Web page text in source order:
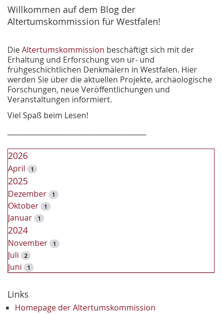
e
Willkommen auf dem Blog der
Altertumskommission für Westfalen!
DieAltertumskommission beschäftigt sich mit der
Erhaltung und Erforschung von ur- und
frühgeschichtlichen Denkmälern in Westfalen. Hier
werden Sie über die aktuellen Projekte, archäologische
Forschungen, neue Veröffentlichungen und
Veranstaltungen informiert.
Viel Spaß beim Lesen!
2026
April 1
2025
Dezember 1
Oktober 1
Januar 1
2024
November 1
Juli 2
Juni 1
Dezember
November 2
Links
Homepage der Altertumskommission